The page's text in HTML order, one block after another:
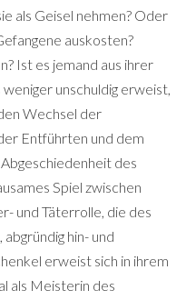
als Geisel nehmen? Oder
auskosten?
Ist es jemand aus ihrer
unschuldig erweist,
Wechsel der
Entführten und dem
des
Spiel zwischen
und Täterrolle, die des
hin- und
erweist sich in ihrem
als Meisterin des